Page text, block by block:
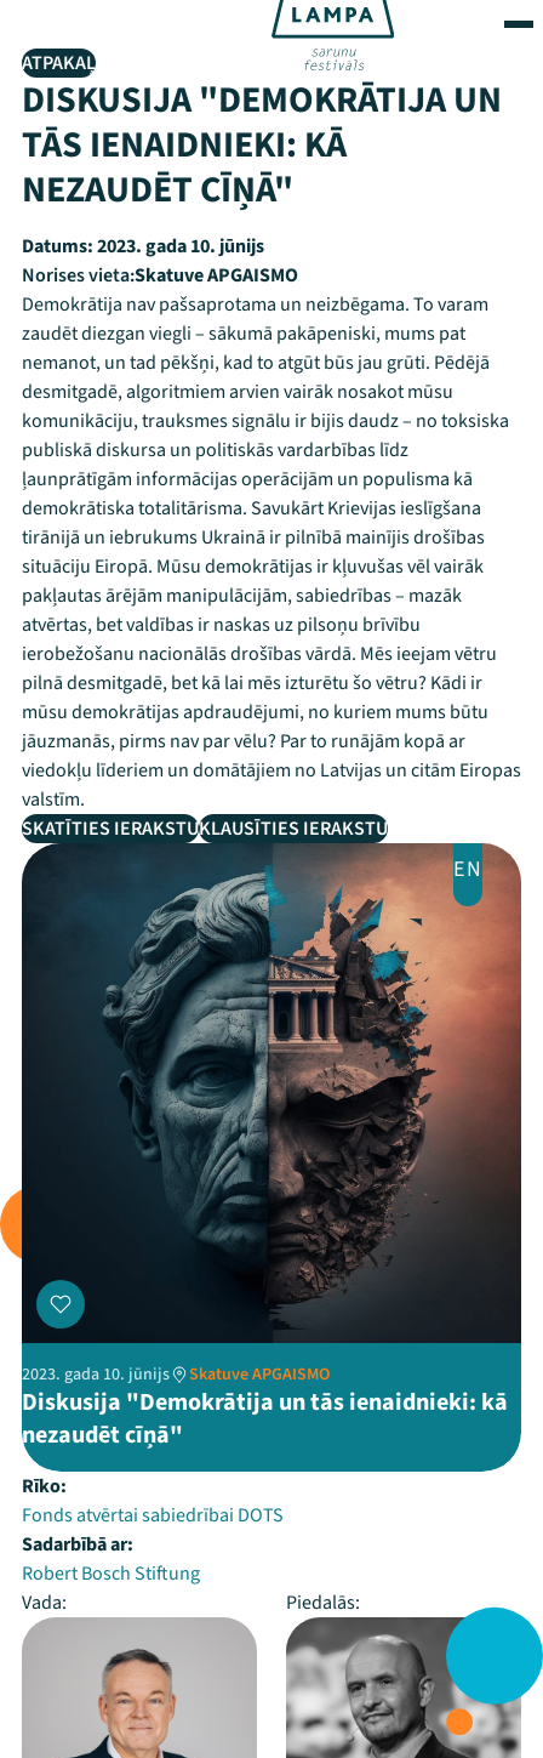
ATPAKAĻ
DISKUSIJA "DEMOKRĀTIJA UN
TĀS IENAIDNIEKI: KĀ
NEZAUDĒT CĪŅĀ"
Datums:2023. gada 10. jūnijs
Norises vieta:Skatuve APGAISMO
Demokrātija nav pašsaprotama un neizbēgama. To varam
zaudēt diezgan viegli – sākumā pakāpeniski, mums pat
nemanot, un tad pēkšņi, kad to atgūt būs jau grūti. Pēdējā
desmitgadē, algoritmiem arvien vairāk nosakot mūsu
komunikāciju, trauksmes signālu ir bijis daudz – no toksiska
publiskā diskursa un politiskās vardarbības līdz
ļaunprātīgām informācijas operācijām un populisma kā
demokrātiska totalitārisma. Savukārt Krievijas ieslīgšana
tirānijā un iebrukums Ukrainā ir pilnībā mainījis drošības
situāciju Eiropā. Mūsu demokrātijas ir kļuvušas vēl vairāk
pakļautas ārējām manipulācijām, sabiedrības – mazāk
atvērtas, bet valdības ir naskas uz pilsoņu brīvību
ierobežošanu nacionālās drošības vārdā. Mēs ieejam vētru
pilnā desmitgadē, bet kā lai mēs izturētu šo vētru? Kādi ir
mūsu demokrātijas apdraudējumi, no kuriem mums būtu
jāuzmanās, pirms nav par vēlu? Par to runājām kopā ar
viedokļu līderiem un domātājiem no Latvijas un citām Eiropas
valstīm.
SKATĪTIES IERAKSTUKLAUSĪTIES IERAKSTU
EN
2023. gada 10. jūnijs Skatuve APGAISMO
Diskusija "Demokrātija un tās ienaidnieki: kā
nezaudēt cīņā"
Rīko:
Fonds atvērtai sabiedrībai DOTS
Sadarbībā ar:
Robert Bosch Stiftung
Vada:
Piedalās: